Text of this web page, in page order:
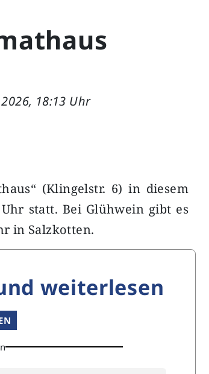
18:13 Uhr
(Klingelstr. 6) in diesem
statt. Bei Glühwein gibt es
in Salzkotten.
weiterlesen